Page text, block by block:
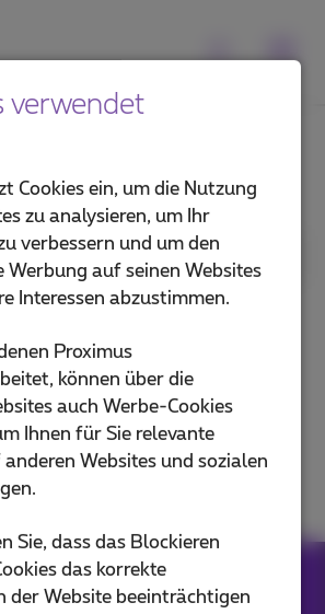
Fragen
Netz)
Schutz
verwendet
Cookies ein, um die Nutzung
zu analysieren, um Ihr
verbessern und um den
Werbung auf seinen Websites
Interessen abzustimmen.
Proximus
können über die
auch Werbe-Cookies
Ihnen für Sie relevante
Websites und sozialen
Sie, dass das Blockieren
das korrekte
der Website beeinträchtigen
Internet im Büro